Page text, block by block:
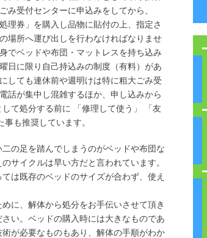
み受付センターに申込みをしてから、
理券」を購入し品物に貼付の上、指定さ
場所へ運び出しを行わなければなりませ
でベッドや布団・マットレスを持ち込み
日に限り自己持込みの制度（有料）があ
しても連休前や週明けは特に粗大ごみ受
話が集中し混雑するほか、申し込みから
て処分する前に 「修理して使う」 「友
も推奨しています。
の足を踏んでしまうのがベッドや布団な
サイクルは早い方だと言われています。
は既存のベッドのサイズが合わず、使え
に、解体から処分をお手伝いさせて頂き
い。ベッドの購入時には大きなものであ
が必要なものもあり、解体の手順がわか